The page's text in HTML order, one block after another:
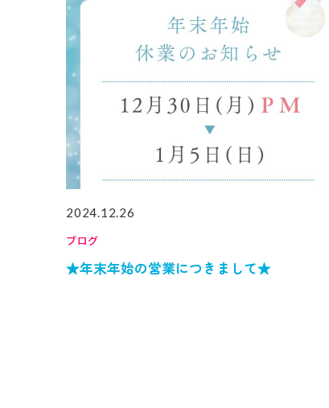
2024.12.26
ブログ
★年末年始の営業につきまして★